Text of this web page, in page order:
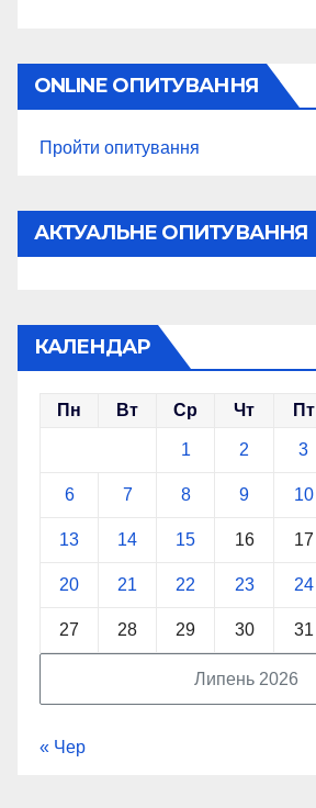
ONLINE ОПИТУВАННЯ
Пройти опитування
АКТУАЛЬНЕ ОПИТУВАННЯ
КАЛЕНДАР
Липень 2026
Пн Вт Ср Чт Пт
1 2 3
6 7 8 9 10
13 14 15 16 17
20 21 22 23 24
27 28 29 30 31
« Чер